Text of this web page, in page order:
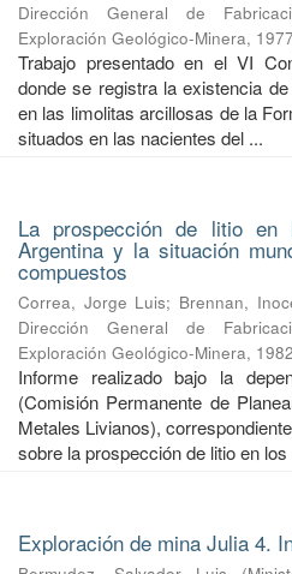
Dirección General de
Exploración Geológico-Minera, 1977
Trabajo presentado en el VI
donde se registra la existencia
en las limolitas arcillosas de la
situados en las nacientes del ...
La prospección de litio
Argentina y la situación
compuestos
Correa, Jorge Luis; Brennan,
Dirección General de
Exploración Geológico-Minera, 1982
Informe realizado bajo la
(Comisión Permanente de
Metales Livianos),
sobre la prospección de litio en
Exploración de mina Julia 4.